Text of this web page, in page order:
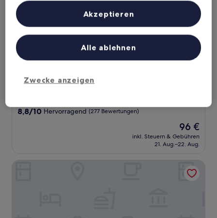
Mercure Grenoble Meylan
Unterkunft
8.8
8,8/10 Hervorragend (277 Bewertungen)
Der
Preis
beträgt
96 €
inkl. Steuern & Gebühren
21. Aug.–22. Aug.
Inhalte, Messung von Werbeleistung und der Performance von Inhalten,
Zielgruppenforschung sowie Entwicklung und Verbesserung von
Liste der Partner (Lieferanten)
Zwecke anzeigen
Alle ablehnen
Akzeptieren